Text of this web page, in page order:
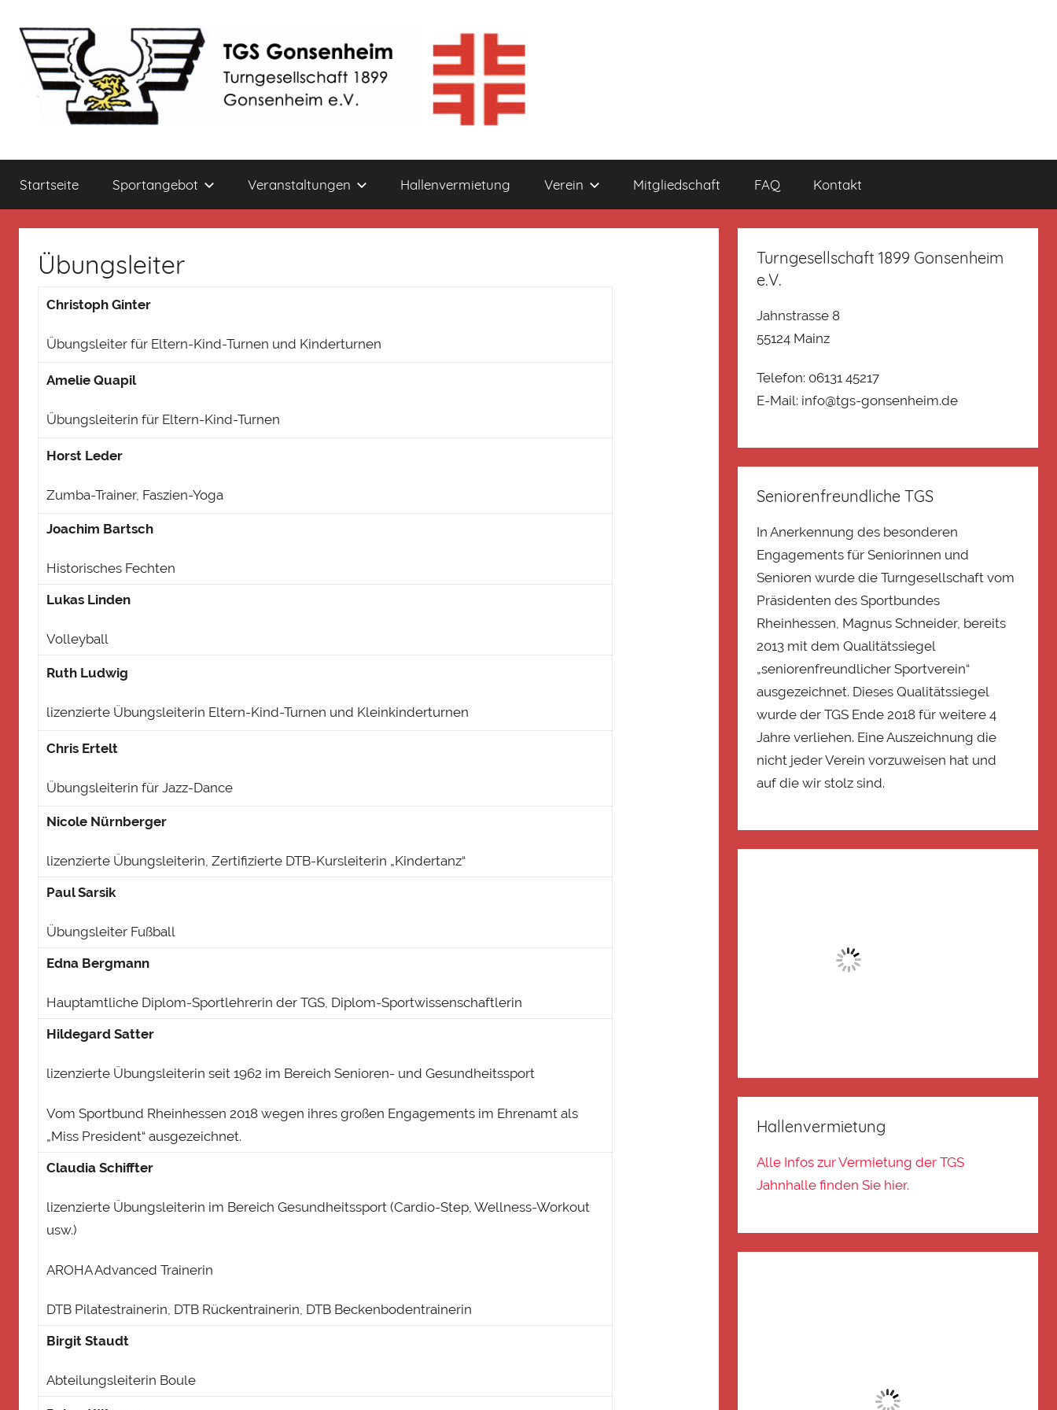
Inhalt
springen
TGS
Gonsenheim
1899
Gonsenheim
Startseite Sportangebot Veranstaltungen Hallenvermietung Verein Mitgliedschaft FAQ Kontakt
Übungsleiter
Christoph Ginter
Übungsleiter für Eltern-Kind-Turnen und Kinderturnen
Amelie Quapil
Übungsleiterin für Eltern-Kind-Turnen
Horst Leder
Zumba-Trainer, Faszien-Yoga
Joachim Bartsch
Historisches Fechten
Lukas Linden
Volleyball
Ruth Ludwig
lizenzierte Übungsleiterin Eltern-Kind-Turnen und Kleinkinderturnen
Chris Ertelt
Übungsleiterin für Jazz-Dance
Nicole Nürnberger
lizenzierte Übungsleiterin, Zertifizierte DTB-Kursleiterin „Kindertanz“
Paul Sarsik
Übungsleiter Fußball
Edna Bergmann
Hauptamtliche Diplom-Sportlehrerin der TGS, Diplom-Sportwissenschaftlerin
Hildegard Satter
lizenzierte Übungsleiterin seit 1962 im Bereich Senioren- und Gesundheitssport
Vom Sportbund Rheinhessen 2018 wegen ihres großen Engagements im Ehrenamt als
„Miss President“ ausgezeichnet.
Claudia Schiffter
lizenzierte Übungsleiterin im Bereich Gesundheitssport (Cardio-Step, Wellness-Workout
usw.)
AROHA Advanced Trainerin
DTB Pilatestrainerin, DTB Rückentrainerin, DTB Beckenbodentrainerin
Birgit Staudt
Abteilungsleiterin Boule
Turngesellschaft 1899 Gonsenheim
e.V.
Jahnstrasse 8
55124 Mainz
Telefon: 06131 45217
E-Mail: info@tgs-gonsenheim.de
Seniorenfreundliche TGS
In Anerkennung des besonderen
Engagements für Seniorinnen und
Senioren wurde die Turngesellschaft vom
Präsidenten des Sportbundes
Rheinhessen, Magnus Schneider, bereits
2013 mit dem Qualitätssiegel
„seniorenfreundlicher Sportverein“
ausgezeichnet. Dieses Qualitätssiegel
wurde der TGS Ende 2018 für weitere 4
Jahre verliehen. Eine Auszeichnung die
nicht jeder Verein vorzuweisen hat und
auf die wir stolz sind.
Hallenvermietung
Alle Infos zur Vermietung der TGS
Jahnhalle finden Sie hier.